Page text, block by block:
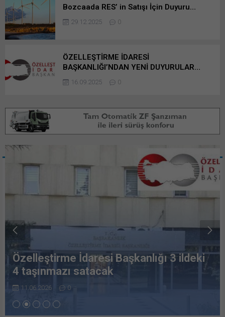
Bozcaada RES’ in Satışı İçin Duyuru…
29.12.2025 0
ÖZELLEŞTİRME İDARESİ
BAŞKANLIĞI’NDAN YENİ DUYURULAR…
16.09.2025 0
Özelleştirme İdaresi Başkanlığı 3 ildeki
4 taşınmazı satacak
11.06.2026 0